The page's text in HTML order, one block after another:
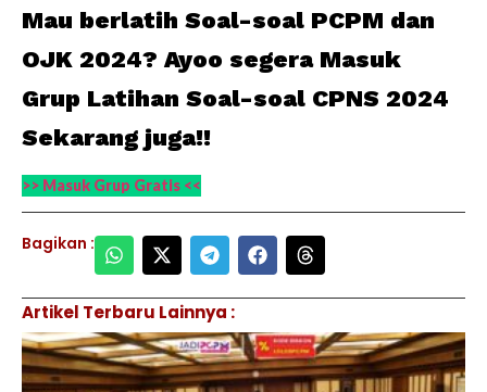
Mau berlatih Soal-soal PCPM dan
OJK 2024? Ayoo segera Masuk
Grup Latihan Soal-soal CPNS 2024
Sekarang juga!!
>> Masuk Grup Gratis <<
Bagikan :
Artikel Terbaru Lainnya :